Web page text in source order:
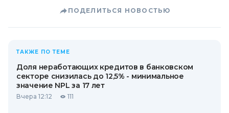
ПОДЕЛИТЬСЯ НОВОСТЬЮ
ТАКЖЕ ПО ТЕМЕ
Доля неработающих кредитов в банковском
секторе снизилась до 12,5% - минимальное
значение NPL за 17 лет
Вчера 12:12 111